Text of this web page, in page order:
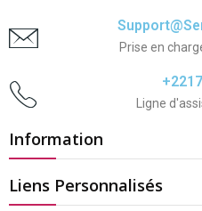
Prise en
Ligne
Information
Liens Personnalisés